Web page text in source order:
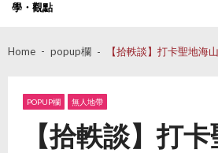
學・觀點
Home popup欄 【拾軼談】打卡聖地海
POPUP欄 無人地帶
【拾軼談】打